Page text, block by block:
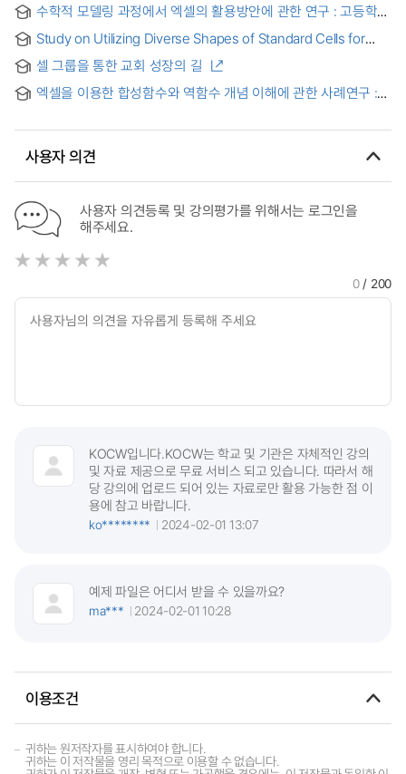
of a Protocol for Dose Reduction and Exposure Index
Optimization in Digital Radiographic Examinations Based on
DICOM Header Analysis Using Python
수학적 모델링 과정에서 엑셀의 활용방안에 관한 연구 : 고등학교
mathematical modeling process
Study on Utilizing Diverse Shapes of Standard Cells for
물리적 설계에서의 배치 합법화 최적화를 위한 다양한 모형의
표준 셀 활용에 관한 연구
셀 그룹을 통한 교회 성장의 길
엑셀을 이용한 합성함수와 역함수 개념 이해에 관한 사례연구 :
사용자 의견
사용자 의견등록 및 강의평가를 위해서는 로그인을
해주세요.
0/ 200
KOCW입니다.KOCW는 학교 및 기관은 자체적인 강의
및 자료 제공으로 무료 서비스 되고 있습니다. 따라서 해
당 강의에 업로드 되어 있는 자료로만 활용 가능한 점 이
용에 참고 바랍니다.
ko********
2024-02-01 13:07
예제 파일은 어디서 받을 수 있을까요?
ma***
2024-02-01 10:28
이용조건
귀하는 원저작자를 표시하여야 합니다.
귀하는 이 저작물을 영리 목적으로 이용할 수 없습니다.